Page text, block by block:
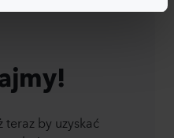
teraz by uzyskać